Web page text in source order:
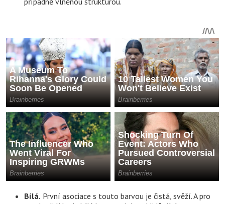
Bílá. První asociace s touto barvou je čistá, svěží. A pro